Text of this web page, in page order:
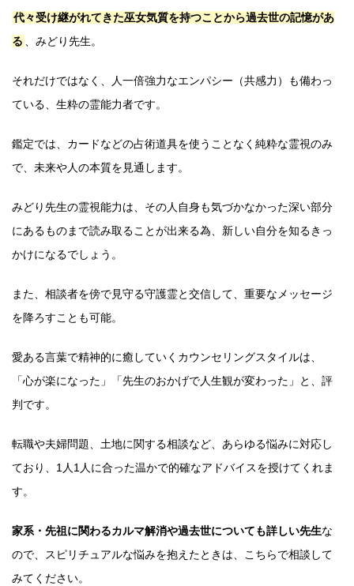
代々受け継がれてきた巫女気質を持つことから過去世の記憶があ
る 、みどり先生。
それだけではなく、人一倍強力なエンパシー（共感力）も備わっ
ている、生粋の霊能力者です。
鑑定では、カードなどの占術道具を使うことなく純粋な霊視のみ
で、未来や人の本質を見通します。
みどり先生の霊視能力は、その人自身も気づかなかった深い部分
にあるものまで読み取ることが出来る為、新しい自分を知るきっ
かけになるでしょう。
また、相談者を傍で見守る守護霊と交信して、重要なメッセージ
を降ろすことも可能。
愛ある言葉で精神的に癒していくカウンセリングスタイルは、
「心が楽になった」「先生のおかげで人生観が変わった」と、評
判です。
転職や夫婦問題、土地に関する相談など、あらゆる悩みに対応し
ており、1人1人に合った温かで的確なアドバイスを授けてくれま
す。
家系・先祖に関わるカルマ解消や過去世についても詳しい先生な
ので、スピリチュアルな悩みを抱えたときは、こちらで相談して
みてください。